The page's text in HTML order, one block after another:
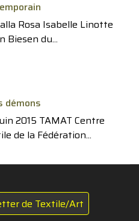
Rosa Isabelle Linotte
Biesen du...
démons
2015 TAMAT Centre
de la Fédération...
de Textile/Art